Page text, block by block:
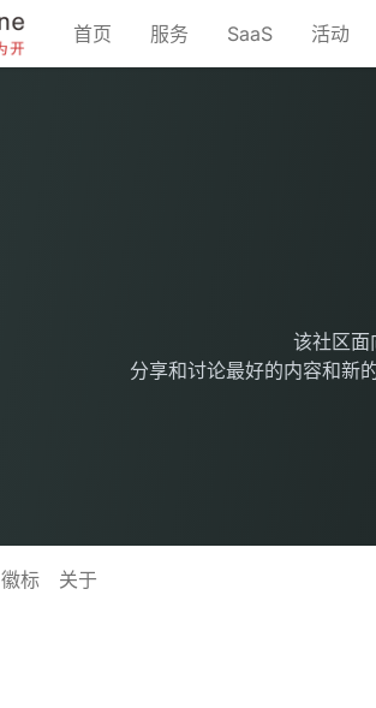
首页 服务 SaaS 活动
该社区面
分享和讨论最好的内容和新
徽标 关于